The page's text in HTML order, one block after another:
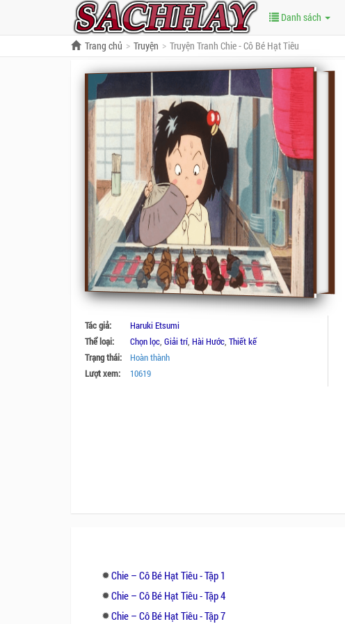
Danh sách
Trang chủ Truyện Truyện Tranh Chie - Cô Bé Hạt Tiêu
Tác giả:
Haruki Etsumi
Thể loại:
Chọn lọc, Giải trí, Hài Hước, Thiết kế
Trạng thái:
Hoàn thành
Lượt xem:
10619
Chie – Cô Bé Hạt Tiêu - Tập 1
Chie – Cô Bé Hạt Tiêu - Tập 4
Chie – Cô Bé Hạt Tiêu - Tập 7